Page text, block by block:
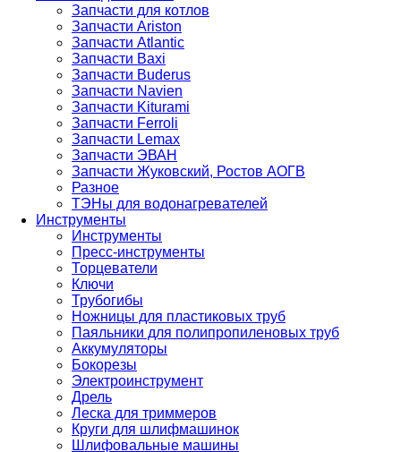
Запчасти для котлов
Запчасти Ariston
Запчасти Atlantic
Запчасти Baxi
Запчасти Buderus
Запчасти Navien
Запчасти Kiturami
Запчасти Ferroli
Запчасти Lemax
Запчасти ЭВАН
Запчасти Жуковский, Ростов АОГВ
Разное
ТЭНы для водонагревателей
Инструменты
Инструменты
Пресс-инструменты
Торцеватели
Ключи
Трубогибы
Ножницы для пластиковых труб
Паяльники для полипропиленовых труб
Аккумуляторы
Бокорезы
Электроинструмент
Дрель
Леска для триммеров
Круги для шлифмашинок
Шлифовальные машины